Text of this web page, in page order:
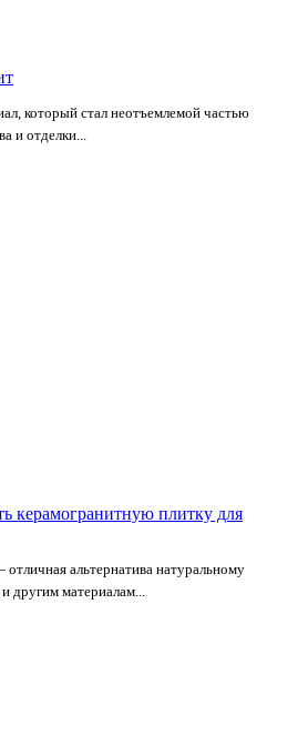
который стал неотъемлемой частью
и отделки...
керамогранитную плитку для
альтернатива натуральному
другим материалам...